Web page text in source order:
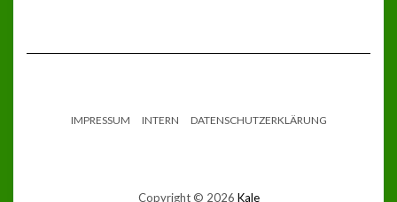
IMPRESSUM INTERN DATENSCHUTZERKLÄRUNG
Copyright © 2026 Kale